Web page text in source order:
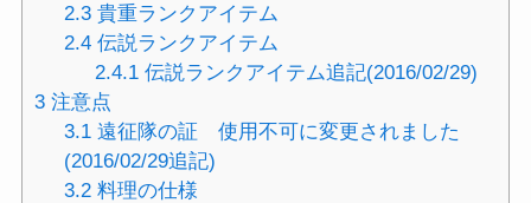
2.3 貴重ランクアイテム
2.4 伝説ランクアイテム
2.4.1伝説ランクアイテム追記(2016/02/29)
3注意点
3.1 遠征隊の証 使用不可に変更されました
(2016/02/29追記)
3.2 料理の仕様